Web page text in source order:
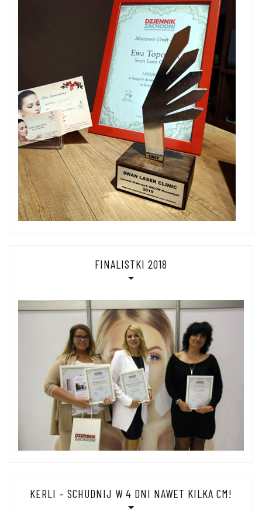
FINALISTKI 2018
KERLI – SCHUDNIJ W 4 DNI NAWET KILKA CM!